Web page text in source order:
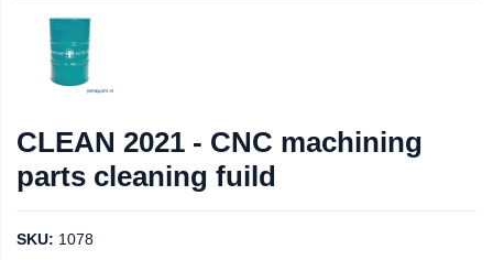
CLEAN 2021 - CNC machining
parts cleaning fuild
SKU: 1078